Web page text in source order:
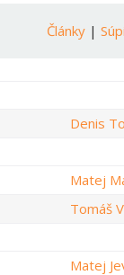
Články |
Denis
Matej
Tomáš
Matej